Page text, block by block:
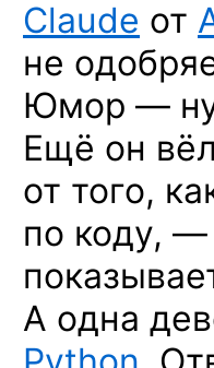
Claude от
не
Юмор —
Ещё он
от того,
по коду, —
А одна